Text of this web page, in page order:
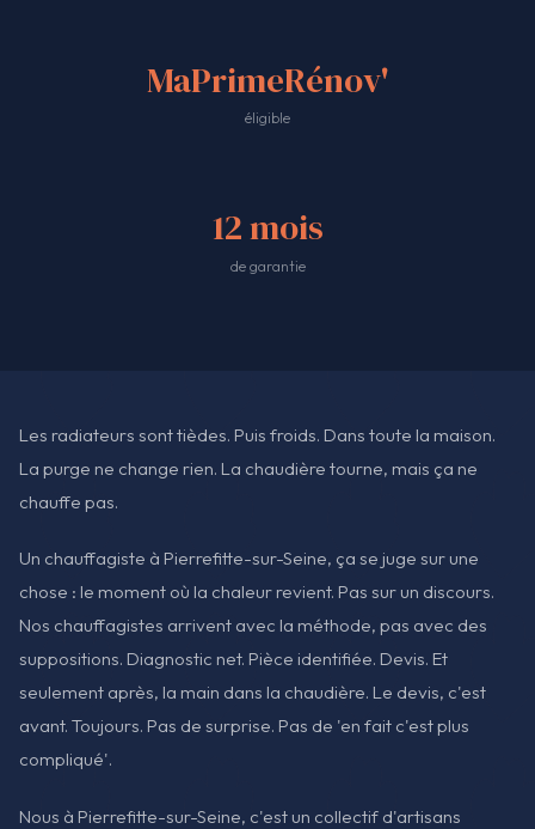
MaPrimeRénov'
éligible
12 mois
de garantie
Les radiateurs sont tièdes. Puis froids. Dans toute la maison.
La purge ne change rien. La chaudière tourne, mais ça ne
chauffe pas.
Un chauffagiste à Pierrefitte-sur-Seine, ça se juge sur une
chose : le moment où la chaleur revient. Pas sur un discours.
Nos chauffagistes arrivent avec la méthode, pas avec des
suppositions. Diagnostic net. Pièce identifiée. Devis. Et
seulement après, la main dans la chaudière. Le devis, c'est
avant. Toujours. Pas de surprise. Pas de 'en fait c'est plus
compliqué'.
Nous à Pierrefitte-sur-Seine, c'est un collectif d'artisans